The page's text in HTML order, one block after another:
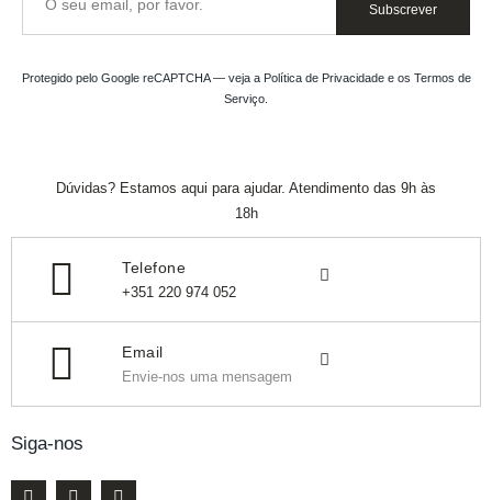
Subscrever
Protegido pelo Google reCAPTCHA — veja a Política de Privacidadee os Termos de
Serviço
Dúvidas? Estamos aqui para ajudar. Atendimento das 9h às
18h
Telefone
+351 220 974 052
Email
Envie-nos uma mensagem
Siga-nos